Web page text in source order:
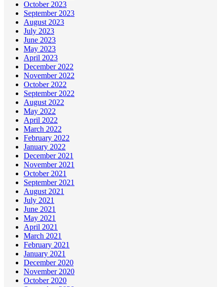
October 2023
September 2023
August 2023
July 2023
June 2023
May 2023
April 2023
December 2022
November 2022
October 2022
September 2022
August 2022
May 2022
April 2022
March 2022
February 2022
January 2022
December 2021
November 2021
October 2021
September 2021
August 2021
July 2021
June 2021
May 2021
April 2021
March 2021
February 2021
January 2021
December 2020
November 2020
October 2020